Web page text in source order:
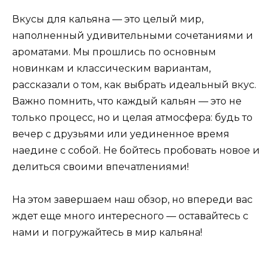
Вкусы для кальяна — это целый мир,
наполненный удивительными сочетаниями и
ароматами. Мы прошлись по основным
новинкам и классическим вариантам,
рассказали о том, как выбрать идеальный вкус.
Важно помнить, что каждый кальян — это не
только процесс, но и целая атмосфера: будь то
вечер с друзьями или уединенное время
наедине с собой. Не бойтесь пробовать новое и
делиться своими впечатлениями!
На этом завершаем наш обзор, но впереди вас
ждет еще много интересного — оставайтесь с
нами и погружайтесь в мир кальяна!